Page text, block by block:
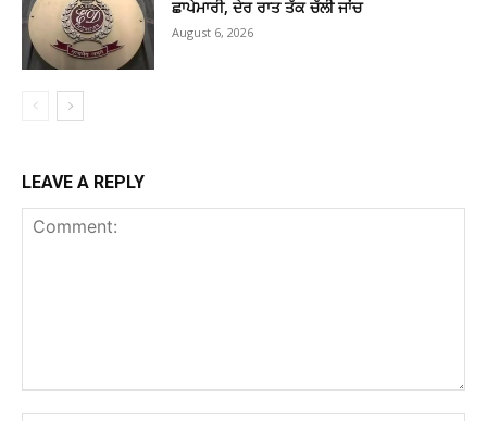
ਛਾਪੇਮਾਰੀ, ਦੇਰ ਰਾਤ ਤੱਕ ਚੱਲੀ ਜਾਂਚ
August 6, 2026
LEAVE A REPLY